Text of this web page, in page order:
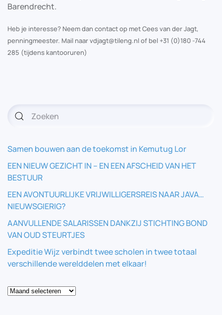
Barendrecht.
Heb je interesse? Neem dan contact op met Cees van der Jagt,
penningmeester. Mail naar vdjagt@tileng.nl of bel +31 (0)180 -744
285 (tijdens kantooruren)
Samen bouwen aan de toekomst in Kemutug Lor
EEN NIEUW GEZICHT IN – EN EEN AFSCHEID VAN HET
BESTUUR
EEN AVONTUURLIJKE VRIJWILLIGERSREIS NAAR JAVA…
NIEUWSGIERIG?
AANVULLENDE SALARISSEN DANKZIJ STICHTING BOND
VAN OUD STEURTJES
Expeditie Wijz verbindt twee scholen in twee totaal
verschillende werelddelen met elkaar!
Blog